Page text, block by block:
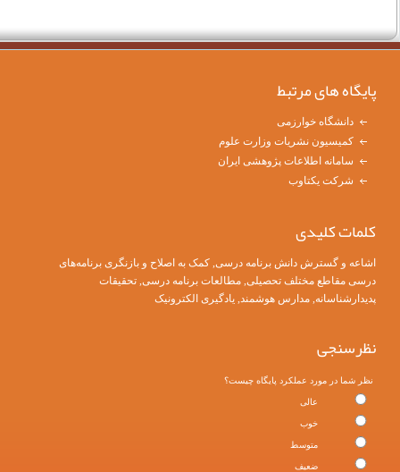
پایگاه های مرتبط
دانشگاه خوارزمی
کمیسیون نشریات وزارت علوم
سامانه اطلاعات پژوهشی ایران
شرکت یکتاوب
کلمات کلیدی
اشاعه و گسترش دانش برنامه درسی,کمک به اصلاح و بازنگری برنامه‌های
درسی مقاطع مختلف تحصیلی, مطالعات برنامه درسی, تحقیقات
پدیدارشناسانه, مدارس هوشمند, یادگیری الکترونیک
نظرسنجی
نظر شما در مورد عملکرد پایگاه چیست؟
عالی
خوب
متوسط
ضعیف